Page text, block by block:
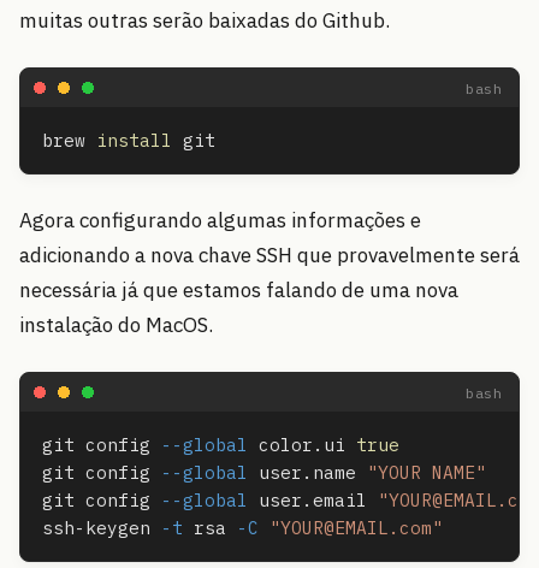
muitas outras serão baixadas do Github.
brew install
Agora configurando algumas informações e
adicionando a nova chave SSH que provavelmente será
necessária já que estamos falando de uma nova
instalação do MacOS.
git config --global color.ui
git config
--global user.name
"YOUR NAME"
git config
--global user.email "YOUR@EMAIL.com
ssh-keygen
-t rsa -C "YOUR@EMAIL.com"